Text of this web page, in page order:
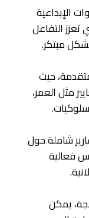
الإبداعية
تعزز التفاعل
مبتكر.
حيث
مثل العمر،
شاملة حول
فعالية
يمكن